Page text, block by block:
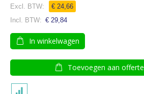
€ 24,66
Speciale
€ 29,84
In winkelwagen
Toevoegen aan offerte